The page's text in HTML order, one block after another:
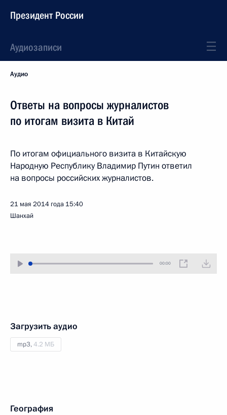
Президент России
Аудиозаписи
Аудио
Ответы на вопросы журналистов
по итогам визита в Китай
По итогам официального визита в Китайскую
Народную Республику Владимир Путин ответил
на вопросы российских журналистов.
21 мая 2014 года 15:40
Шанхай
00:00
Загрузить аудио
mp3,4.2 МБ
География